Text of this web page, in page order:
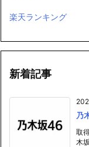
楽天ランキング
新着記事
乃
取
木